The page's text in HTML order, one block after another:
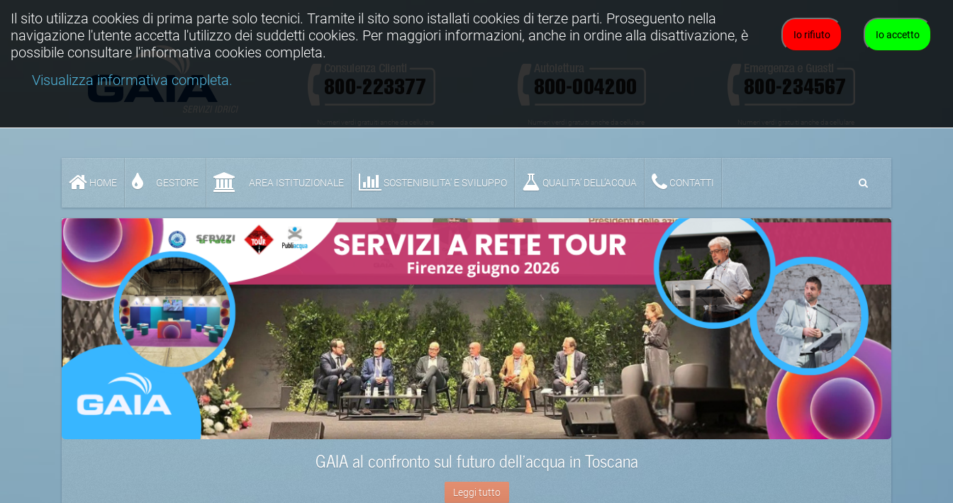
Numeri verdi gratuiti anche da cellulare
HOME GESTORE AREA ISTITUZIONALE SOSTENIBILITA' E SVILUPPO QUALITA’ DELL’ACQUA CONTATTI
GAIA al confronto sul futuro dell’acqua in Toscana
Leggi tutto
Io accetto
Io rifiuto
Il sito utilizza cookies di prima parte solo tecnici. Tramite il sito sono istallati cookies di terze parti. Proseguento nella
navigazione l'utente accetta l'utilizzo dei suddetti cookies. Per maggiori informazioni, anche in ordine alla disattivazione, è
possibile consultare l'informativa cookies completa.
Visualizza informativa completa.